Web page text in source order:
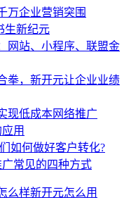
万企业营销突围
生新纪元
网站、小程序、联盟金
拳，新开元让企业业绩
现低成本网络推广
用
如何做好客户转化?
常见的四种方式
么样新开元怎么用